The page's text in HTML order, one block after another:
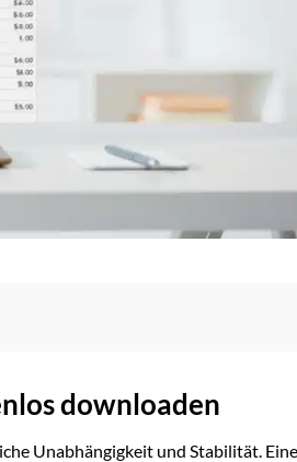
downloaden
Unabhängigkeit und Stabilität. Eine